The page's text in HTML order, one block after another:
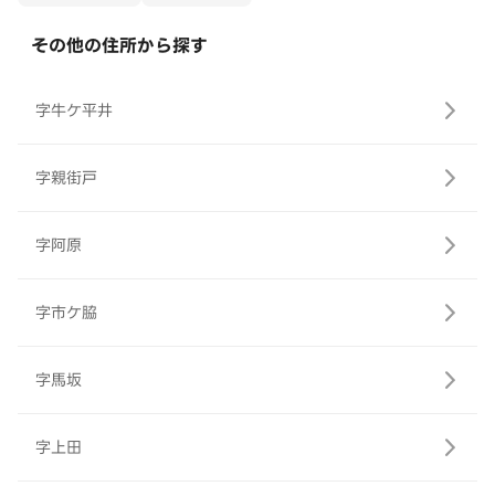
その他の住所から探す
字牛ケ平井
字親街戸
字阿原
字市ケ脇
字馬坂
字上田